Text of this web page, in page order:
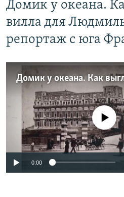
Домик у океана.
вилла для
репортаж с юга
No media source
0:00